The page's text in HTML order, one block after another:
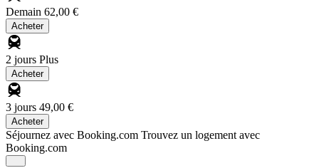
Demain 62,00 €
Acheter
2 jours Plus
Acheter
3 jours 49,00 €
Acheter
Séjournez avec Booking.com Trouvez un logement avec
Booking.com